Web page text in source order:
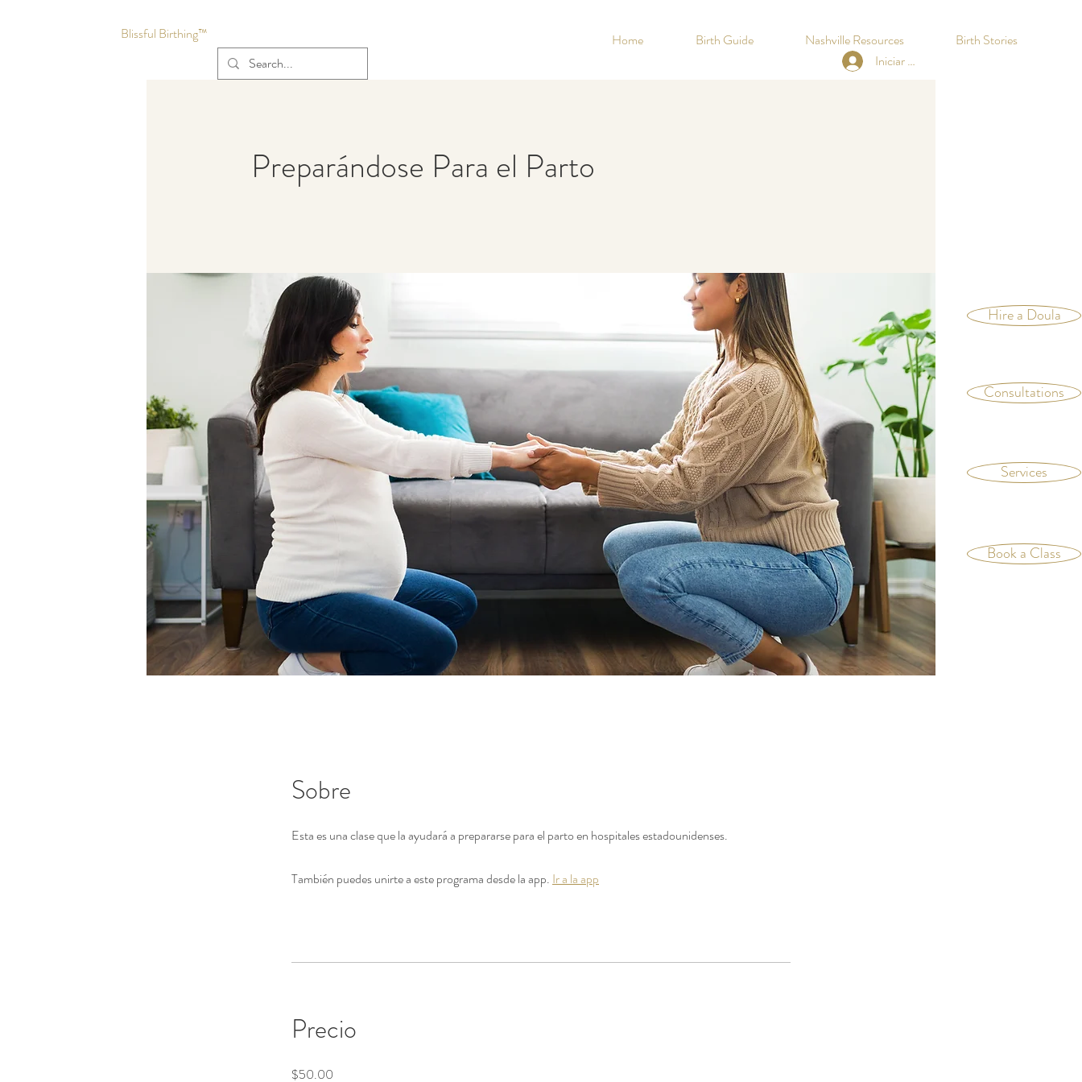
Blissful Birthing™ Home Birth Guide Nashville Resources
Birth Stories
Iniciar sesión
Preparándose Para el Parto
Sobre
Esta es una clase que la ayudará a prepararse para el parto en hospitales estadounidenses.
También puedes unirte a este programa desde la app. Ir a la app
Precio
$50.00
Hire a Doula
Services
Consultations
Book a Class